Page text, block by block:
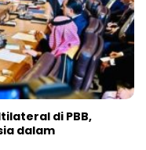
di PBB,
dalam